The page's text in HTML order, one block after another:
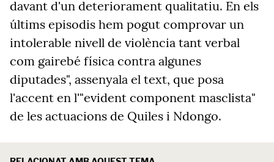
davant d'un deteriorament qualitatiu. En els
últims episodis hem pogut comprovar un
intolerable nivell de violència tant verbal
com gairebé física contra algunes
diputades", assenyala el text, que posa
l'accent en l'"evident component masclista"
de les actuacions de Quiles i Ndongo.